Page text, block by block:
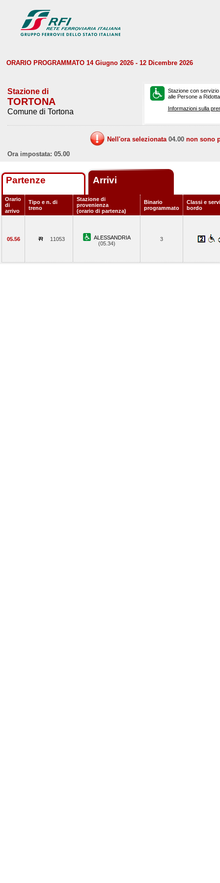
ORARIO PROGRAMMATO 14 Giugno 2026 - 12 Dicembre 2026
Stazione di
TORTONA
Comune di Tortona
Stazione con
alle Persone a
Informazioni sulla
Nell'ora selezionata 04.00 non sono
Ora impostata: 05.00
Partenze Arrivi
Orario
di
arrivo
Tipo e n. di
treno
Stazione di
provenienza
(orario di partenza)
Binario
programmato
Classi e
bordo
05.56 11053
ALESSANDRIA
(05.34)
3